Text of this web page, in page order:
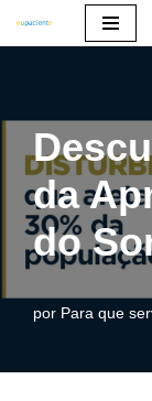
o
conteúdo
da
do
por Para que